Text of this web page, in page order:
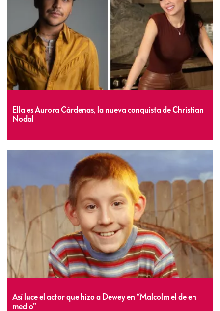
Ella es Aurora Cárdenas, la nueva conquista de Christian
Nodal
Así luce el actor que hizo a Dewey en “Malcolm el de en
medio”